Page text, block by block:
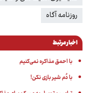
روزنامه آگاه
اخبار مرتبط
با احمق مذاکره نمی‌کنیم
با دُم شیر بازی نکن!